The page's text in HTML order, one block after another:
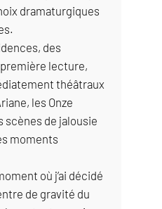
dramaturgiques
des
lecture,
théâtraux
les Onze
scènes de jalousie
moments
où j’ai décidé
de gravité du